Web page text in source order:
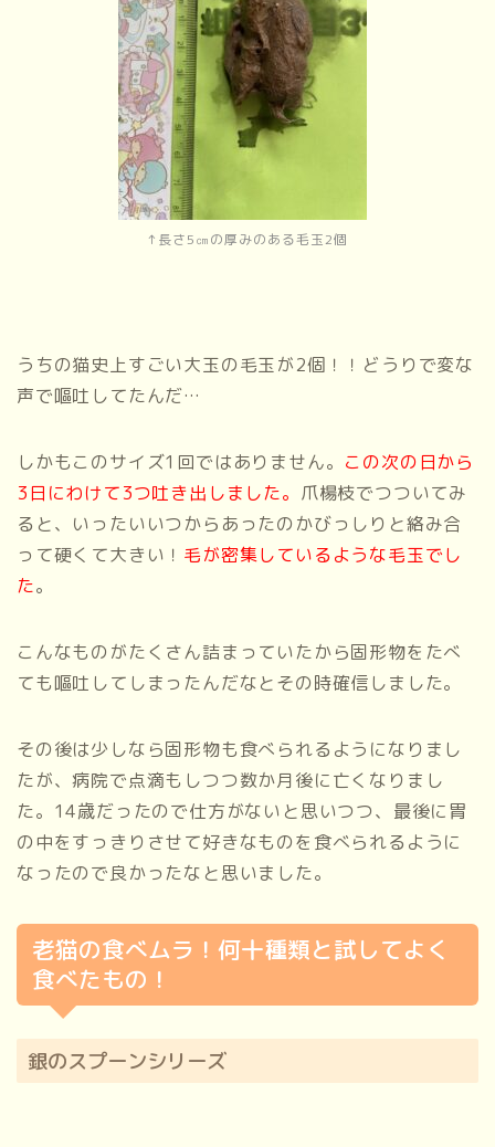
↑長さ5㎝の厚みのある毛玉2個
うちの猫史上すごい大玉の毛玉が2個！！どうりで変な
声で嘔吐してたんだ…
しかもこのサイズ1回ではありません。 この次の日から
3日にわけて3つ吐き出しました。 爪楊枝でつついてみ
ると、いったいいつからあったのかびっしりと絡み合
って硬くて大きい！ 毛が密集しているような毛玉でし
た。
こんなものがたくさん詰まっていたから固形物をたべ
ても嘔吐してしまったんだなとその時確信しました。
その後は少しなら固形物も食べられるようになりまし
たが、病院で点滴もしつつ数か月後に亡くなりまし
た。14歳だったので仕方がないと思いつつ、最後に胃
の中をすっきりさせて好きなものを食べられるように
なったので良かったなと思いました。
老猫の食べムラ！何十種類と試してよく
食べたもの！
銀のスプーンシリーズ